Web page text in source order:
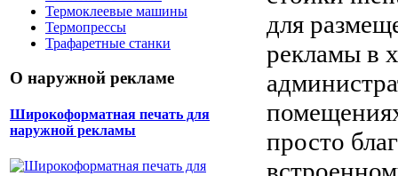
Термоклеевые машины
Термопрессы
Трафаретные станки
О наружной рекламе
Широкоформатная печать для
наружной рекламы
для
рекламы в
просто